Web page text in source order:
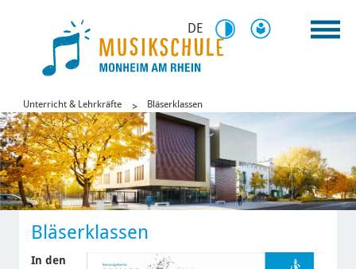
DE
Unterricht & Lehrkräfte Bläserklassen
Bläserklassen
In den